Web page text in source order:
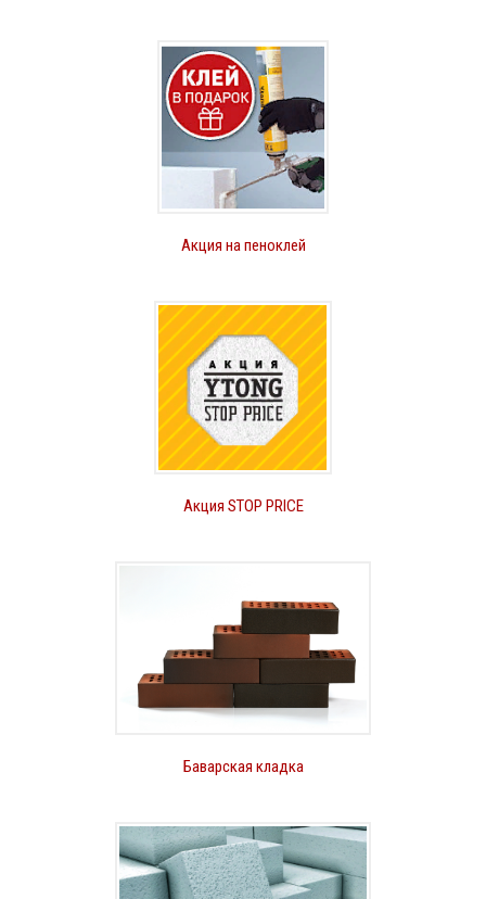
Акция на пеноклей
Акция STOP PRICE
Баварская кладка